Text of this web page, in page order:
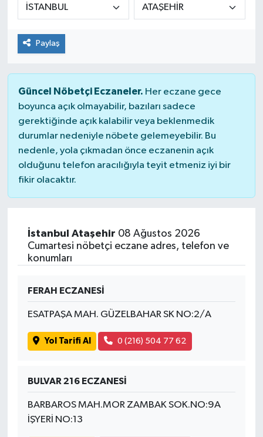
Paylaş
Güncel Nöbetçi Eczaneler. Her eczane gece
boyunca açık olmayabilir, bazıları sadece
gerektiğinde açık kalabilir veya beklenmedik
durumlar nedeniyle nöbete gelemeyebilir. Bu
nedenle, yola çıkmadan önce eczanenin açık
olduğunu telefon aracılığıyla teyit etmeniz iyi bir
fikir olacaktır.
İstanbul Ataşehir 08 Ağustos 2026
Cumartesi nöbetçi eczane adres, telefon ve
konumları
FERAH ECZANESİ
ESATPAŞA MAH. GÜZELBAHAR SK NO:2/A
Yol Tarifi Al 0 (216) 504 77 62
BULVAR 216 ECZANESİ
BARBAROS MAH.MOR ZAMBAK SOK.NO:9A
İŞYERİ NO:13
KİĞI
MERKEZ
SAĞLIK
SİYASET
SOLHAN
SPOR
YAYLADERE
YEDİSU